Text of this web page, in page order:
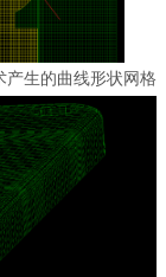
产生的曲线形状网格